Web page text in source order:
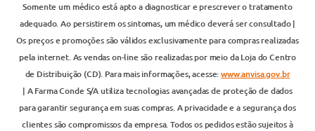
Somente um médico está apto a diagnosticar e prescrever o tratamento
adequado. Ao persistirem os sintomas, um médico deverá ser consultado |
Os preços e promoções são válidos exclusivamente para compras realizadas
pela internet. As vendas on-line são realizadas por meio da Loja do Centro
de Distribuição (CD). Para mais informações, acesse:www.anvisa.gov.br
| A Farma Conde S/A utiliza tecnologias avançadas de proteção de dados
para garantir segurança em suas compras. A privacidade e a segurança dos
clientes são compromissos da empresa. Todos os pedidos estão sujeitos à